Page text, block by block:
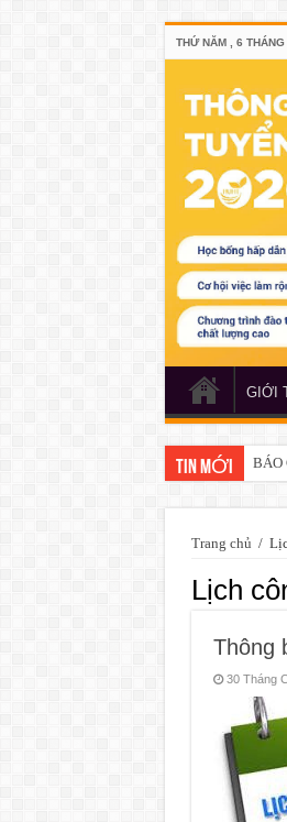
THỨ NĂM , 6
GIỚI
TIN MỚI BÁO
Trang chủ /
Lịch
Thông
30 Tháng